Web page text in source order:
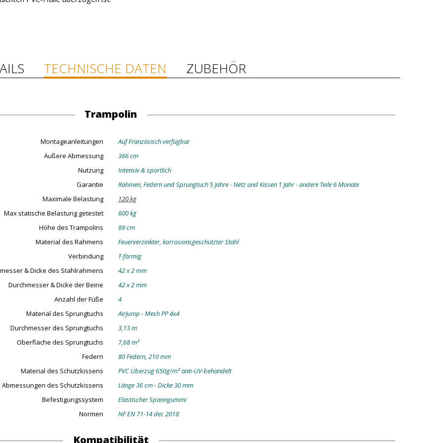
TECHNISCHE DATEN ZUBEHÖR
Trampolin
Montageanleitungen
Auf Französisch verfügbar
Äußere Abmessung
366 cm
Nutzung
Intensiv & sportlich
Garantie
Rahmen, Federn und Sprungtuch 5 Jahre - Netz und Kissen 1 Jahr - andere Teile 6 Monate
Maximale Belastung
120 kg
Max statische Belastung getestet
600 kg
Höhe des Trampolins
89 cm
Material des Rahmens
Feuerverzinkter, korrosionsgeschützter Stahl
Verbindung
T-förmig
& Dicke des Stahlrahmens
42 x 2 mm
Durchmesser & Dicke der Beine
42 x 2 mm
Anzahl der Füße
4
Material des Sprungtuchs
AirJump - Mesh PP 4x4
Durchmesser des Sprungtuchs
3,13 m
Oberfläche des Sprungtuchs
7,68 m²
Federn
80 Federn, 210 mm
Material des Schutzkissens
PVC Überzug 650g/m² anti-UV-behandelt
Abmessungen des Schutzkissens
Länge 36 cm - Dicke 30 mm
Befestigungssystem
Elastischer Spanngummi
Normen
NF EN 71-14 dec 2018
Kompatibilität